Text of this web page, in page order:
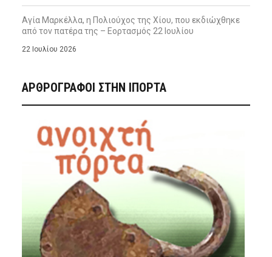
Αγία Μαρκέλλα, η Πολιούχος της Χίου, που εκδιώχθηκε
από τον πατέρα της – Εορτασμός 22 Ιουλίου
22 Ιουλίου 2026
ΑΡΘΡΟΓΡΑΦΟΙ ΣΤΗΝ IΠΟΡΤΑ